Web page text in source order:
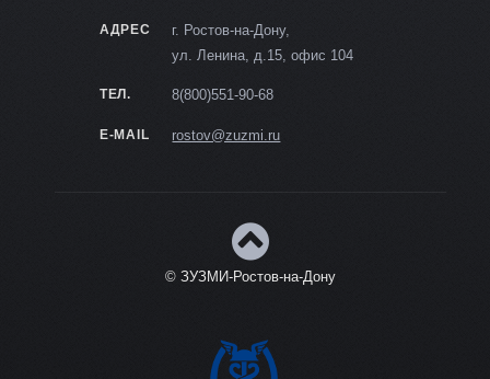
АДРЕС
г. Ростов-на-Дону,
ул. Ленина, д.15, офис 104
ТЕЛ. 8(800)551-90-68
E-MAIL rostov@zuzmi.ru
© ЗУЗМИ-Ростов-на-Дону